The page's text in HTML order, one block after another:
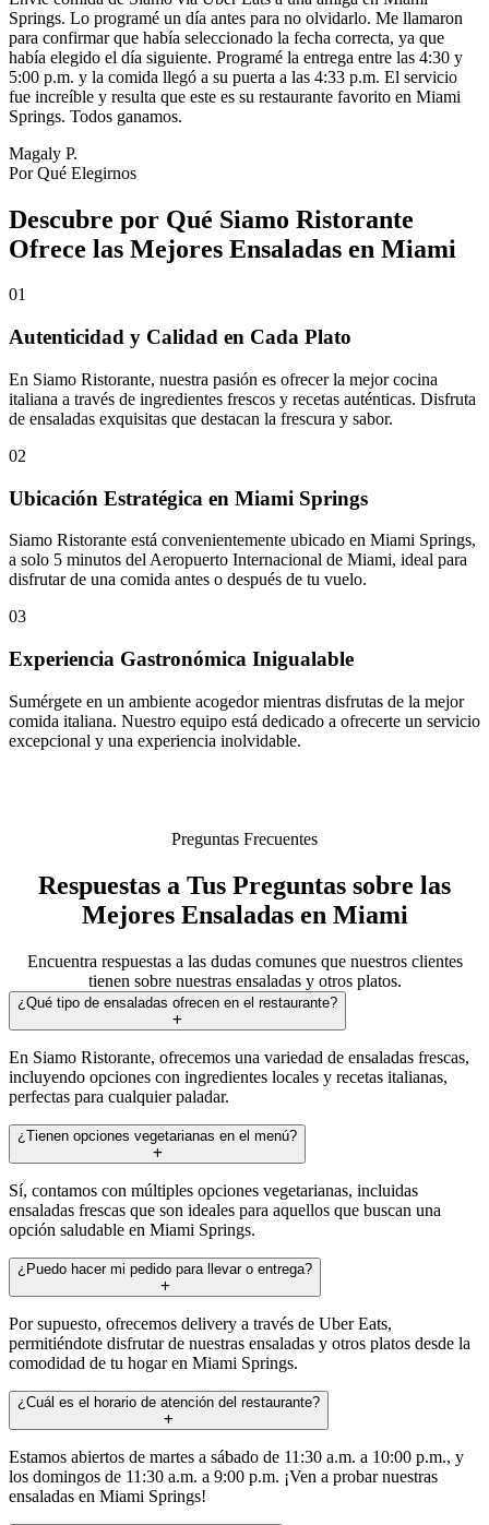
Springs. Lo programé un día antes para no olvidarlo. Me llamaron
para confirmar que había seleccionado la fecha correcta, ya que
había elegido el día siguiente. Programé la entrega entre las 4:30 y
5:00 p.m. y la comida llegó a su puerta a las 4:33 p.m. El servicio
fue increíble y resulta que este es su restaurante favorito en Miami
Springs. Todos ganamos.
Magaly P.
Por Qué Elegirnos
Descubre por Qué Siamo Ristorante
Ofrece las Mejores Ensaladas en Miami
01
Autenticidad y Calidad en Cada Plato
En Siamo Ristorante, nuestra pasión es ofrecer la mejor cocina
italiana a través de ingredientes frescos y recetas auténticas. Disfruta
de ensaladas exquisitas que destacan la frescura y sabor.
02
Ubicación Estratégica en Miami Springs
Siamo Ristorante está convenientemente ubicado en Miami Springs,
a solo 5 minutos del Aeropuerto Internacional de Miami, ideal para
disfrutar de una comida antes o después de tu vuelo.
03
Experiencia Gastronómica Inigualable
Sumérgete en un ambiente acogedor mientras disfrutas de la mejor
comida italiana. Nuestro equipo está dedicado a ofrecerte un servicio
excepcional y una experiencia inolvidable.
Preguntas Frecuentes
Respuestas a Tus Preguntas sobre las
Mejores Ensaladas en Miami
Encuentra respuestas a las dudas comunes que nuestros clientes
tienen sobre nuestras ensaladas y otros platos.
¿Qué tipo de ensaladas ofrecen en el restaurante?
En Siamo Ristorante, ofrecemos una variedad de ensaladas frescas,
incluyendo opciones con ingredientes locales y recetas italianas,
perfectas para cualquier paladar.
¿Tienen opciones vegetarianas en el menú?
Sí, contamos con múltiples opciones vegetarianas, incluidas
ensaladas frescas que son ideales para aquellos que buscan una
opción saludable en Miami Springs.
¿Puedo hacer mi pedido para llevar o entrega?
Por supuesto, ofrecemos delivery a través de Uber Eats,
permitiéndote disfrutar de nuestras ensaladas y otros platos desde la
comodidad de tu hogar en Miami Springs.
¿Cuál es el horario de atención del restaurante?
Estamos abiertos de martes a sábado de 11:30 a.m. a 10:00 p.m., y
los domingos de 11:30 a.m. a 9:00 p.m. ¡Ven a probar nuestras
ensaladas en Miami Springs!